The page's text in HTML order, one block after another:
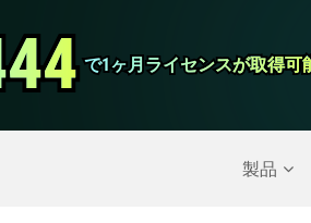
で1ヶ月ライセンスが取得可
で1ヶ月ライセンスが取得可
製品
削除されたデータを復元する>>